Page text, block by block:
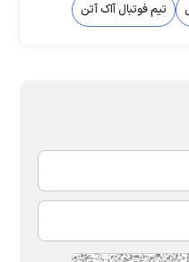
تیم فوتبال آاک آتن